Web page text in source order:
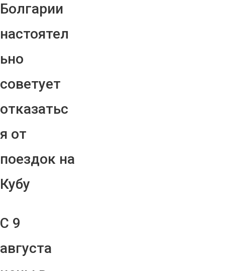
Болгарии
настоятел
ьно
советует
отказатьс
я от
поездок на
Кубу
С 9
августа